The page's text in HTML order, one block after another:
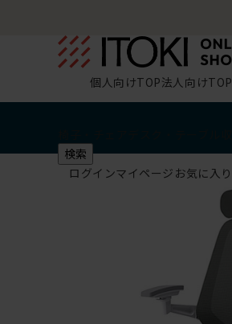
個人向けTOP法人向けTOP
検索
ログインマイページ お気に入り